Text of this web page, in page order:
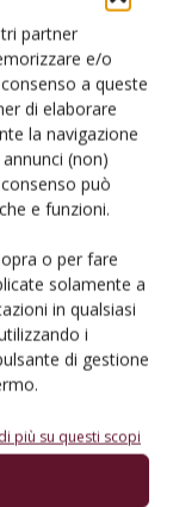
partner
e/o
a queste
di elaborare
la navigazione
(non)
può
e funzioni.
o per fare
solamente a
in qualsiasi
i
di gestione
più su questi scopi
browser per la